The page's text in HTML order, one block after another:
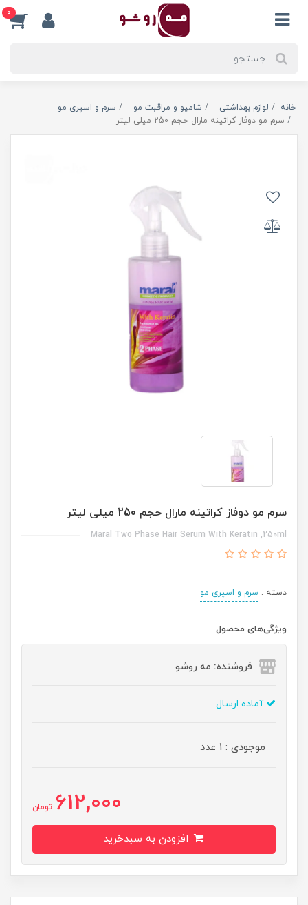
0
خانه لوازم بهداشتی شامپو و مراقبت مو
سرم و اسپری مو
سرم مو دوفاز کراتینه مارال حجم 250 میلی لیتر
سرم مو دوفاز کراتینه مارال حجم 250 میلی لیتر
Maral Two Phase Hair Serum With Keratin ,250ml
دسته : سرم و اسپری مو
ویژگی‌های محصول
فروشنده: مه رو‌شو
آماده ارسال
موجودی : 1 عدد
612,000 تومان